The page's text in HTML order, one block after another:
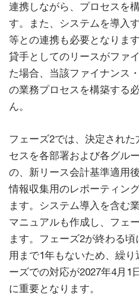
連携しながら、プロセスを
す。また、システムを導入
等との連携も必要となりま
貸手としてのリースがファ
た場合、当該ファイナンス
の業務プロセスを構築する
ん。
フェーズ2では、決定され
セスを各部署および各グル
の、新リース会計基準適用
情報収集用のレポーティン
ます。システム導入を含む
マニュアルも作成し、フェ
ます。フェーズ2が終わる
用まで1年もないため、繰
ーズでの対応が2027年4月1
に重要となります。